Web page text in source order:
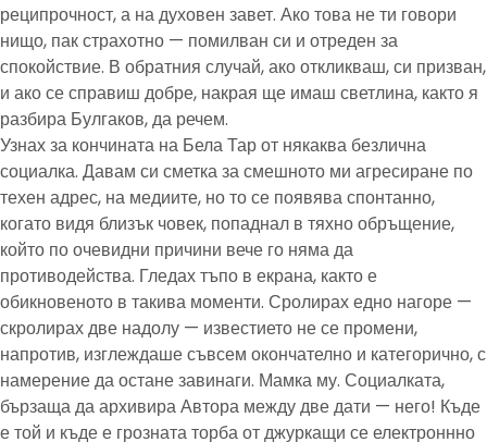
реципрочност, а на духовен завет. Ако това не ти говори
нищо, пак страхотно — помилван си и отреден за
спокойствие. В обратния случай, ако откликваш, си призван,
и ако се справиш добре, накрая ще имаш светлина, както я
разбира Булгаков, да речем.
Узнах за кончината на Бела Тар от някаква безлична
социалка. Давам си сметка за смешното ми агресиране по
техен адрес, на медиите, но то се появява спонтанно,
когато видя близък човек, попаднал в тяхно обръщение,
който по очевидни причини вече го няма да
противодейства. Гледах тъпо в екрана, както е
обикновеното в такива моменти. Сролирах едно нагоре —
скролирах две надолу — известието не се промени,
напротив, изглеждаше съвсем окончателно и категорично, с
намерение да остане завинаги. Мамка му. Социалката,
бързаща да архивира Автора между две дати — него! Къде
е той и къде е грозната торба от джуркащи се електроннно